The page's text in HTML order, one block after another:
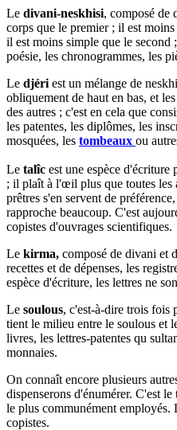
Le divani-neskhisi, composé de
corps que le premier ; il est
il est moins simple que le
poésie, les chronogrammes, les
Le djéri est un mélange de
obliquement de haut en bas, et
des autres ; c'est en cela que
les patentes, les diplômes, les
mosquées, les tombeaux ou
Le talîc est une espèce
; il plaît à l'œil plus que toutes les
prêtres s'en servent de
rapproche beaucoup. C'est
copistes d'ouvrages scientifiques.
Le kirma, composé de divani et
recettes et de dépenses, les
espèce d'écriture, les lettres ne
Le soulous, c'est-à-dire trois fois
tient le milieu entre le soulous et
livres, les lettres-patentes qu
monnaies.
On connaît encore plusieurs
dispenserons d'énumérer. C'est
le plus communément employés.
copistes.